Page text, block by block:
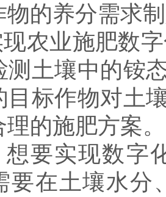
物的养分需求
农业施肥数
测土壤中的铵
目标作物对土
理的施肥方案
想要实现数字
要在土壤水分